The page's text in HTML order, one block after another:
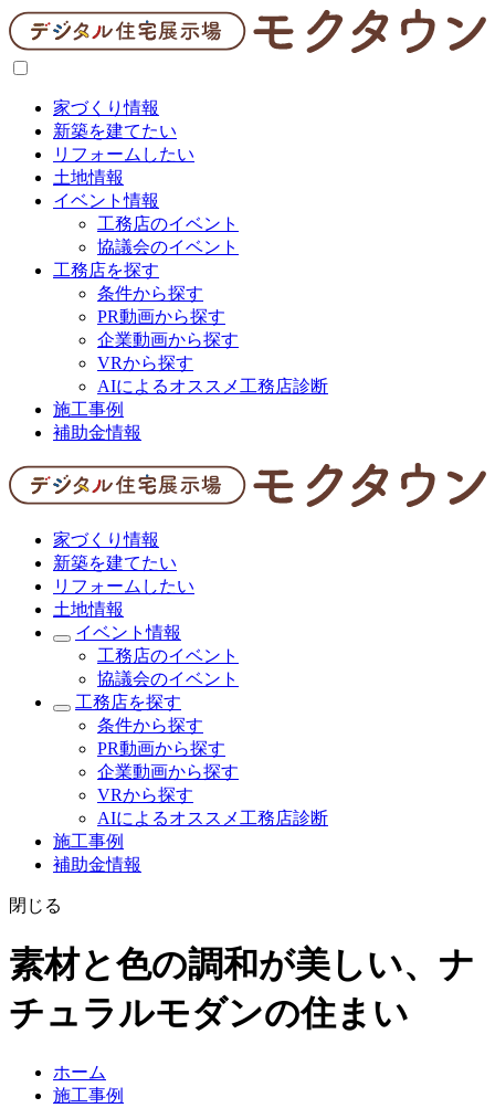
家づくり情報
新築を建てたい
リフォームしたい
土地情報
イベント情報
工務店のイベント
協議会のイベント
工務店を探す
条件から探す
PR動画から探す
企業動画から探す
VRから探す
AIによるオススメ工務店診断
施工事例
補助金情報
家づくり情報
新築を建てたい
リフォームしたい
土地情報
イベント情報
工務店のイベント
協議会のイベント
工務店を探す
条件から探す
PR動画から探す
企業動画から探す
VRから探す
AIによるオススメ工務店診断
施工事例
補助金情報
閉じる
素材と色の調和が美しい、ナ
チュラルモダンの住まい
ホーム
施工事例